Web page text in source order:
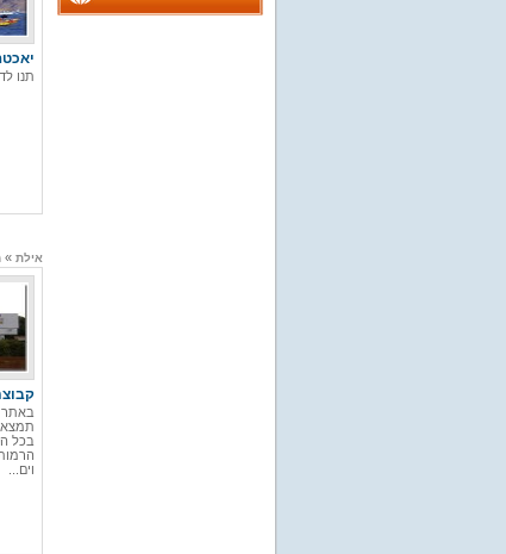
תנו
אילת »
באתר
בכל
וים...